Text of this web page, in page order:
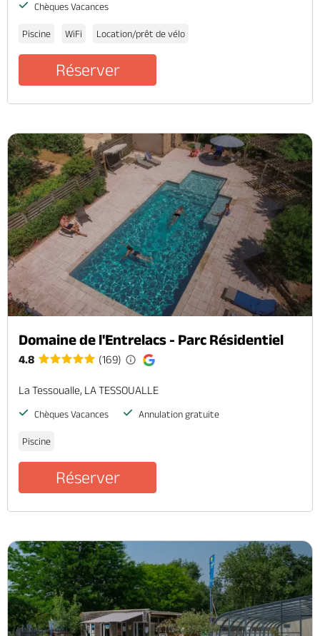
Chèques Vacances
Piscine WiFi Location/prêt de vélo
Réserver
Domaine de l'Entrelacs - Parc Résidentiel
4.8 (169)
La Tessoualle, LA TESSOUALLE
Chèques Vacances Annulation gratuite
Piscine
Réserver